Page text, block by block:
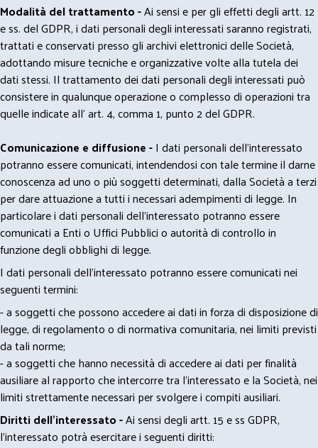
Modalità del trattamento -Ai sensi e per gli effetti degli artt. 12
e ss. del GDPR, i dati personali degli interessati saranno registrati,
trattati e conservati presso gli archivi elettronici delle Società,
adottando misure tecniche e organizzative volte alla tutela dei
dati stessi. Il trattamento dei dati personali degli interessati può
consistere in qualunque operazione o complesso di operazioni tra
quelle indicate all' art. 4, comma 1, punto 2 del GDPR.
Comunicazione e diffusione -I dati personali dell’interessato
potranno essere comunicati, intendendosi con tale termine il darne
conoscenza ad uno o più soggetti determinati, dalla Società a terzi
per dare attuazione a tutti i necessari adempimenti di legge. In
particolare i dati personali dell’interessato potranno essere
comunicati a Enti o Uffici Pubblici o autorità di controllo in
funzione degli obblighi di legge.
I dati personali dell’interessato potranno essere comunicati nei
seguenti termini:
- a soggetti che possono accedere ai dati in forza di disposizione di
legge, di regolamento o di normativa comunitaria, nei limiti previsti
da tali norme;
- a soggetti che hanno necessità di accedere ai dati per finalità
ausiliare al rapporto che intercorre tra l’interessato e la Società, nei
limiti strettamente necessari per svolgere i compiti ausiliari.
Diritti dell’interessato -Ai sensi degli artt. 15 e ss GDPR,
l’interessato potrà esercitare i seguenti diritti: